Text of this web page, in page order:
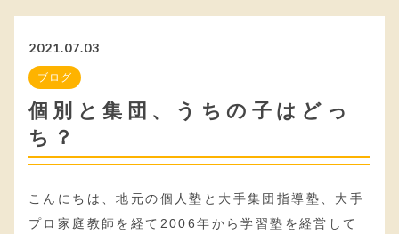
2021.07.03
ブログ
個別と集団、うちの子はどっ
ち？
こんにちは、地元の個人塾と大手集団指導塾、大手
プロ家庭教師を経て2006年から学習塾を経営して